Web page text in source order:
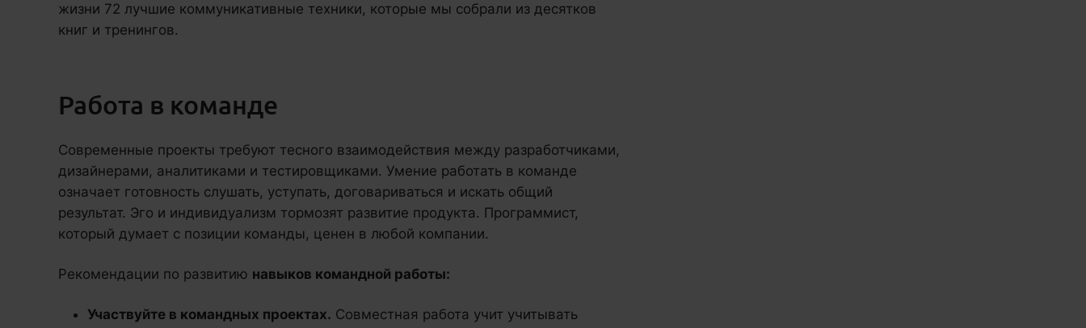
жизни 72 лучшие коммуникативные техники, которые мы собрали из десятков
книг и тренингов.
Работа в команде
Современные проекты требуют тесного взаимодействия между разработчиками,
дизайнерами, аналитиками и тестировщиками. Умение работать в команде
означает готовность слушать, уступать, договариваться и искать общий
результат. Эго и индивидуализм тормозят развитие продукта. Программист,
который думает с позиции команды, ценен в любой компании.
Рекомендации по развитию навыков командной работы:
Участвуйте в командных проектах. Совместная работа учит учитывать